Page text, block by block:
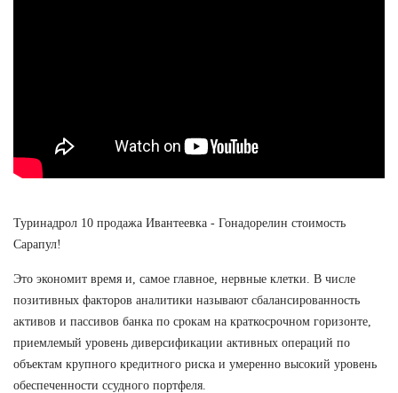
Туринадрол 10 продажа Ивантеевка - Гонадорелин стоимость
Сарапул!
Это экономит время и, самое главное, нервные клетки. В числе
позитивных факторов аналитики называют сбалансированность
активов и пассивов банка по срокам на краткосрочном горизонте,
приемлемый уровень диверсификации активных операций по
объектам крупного кредитного риска и умеренно высокий уровень
обеспеченности ссудного портфеля.